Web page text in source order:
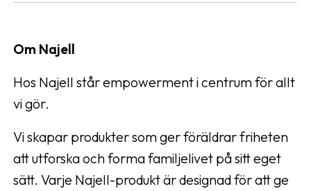
Om Najell
Hos Najell står empowerment i centrum för allt
vi gör.
Vi skapar produkter som ger föräldrar friheten
att utforska och forma familjelivet på sitt eget
sätt. Varje Najell-produkt är designad för att ge